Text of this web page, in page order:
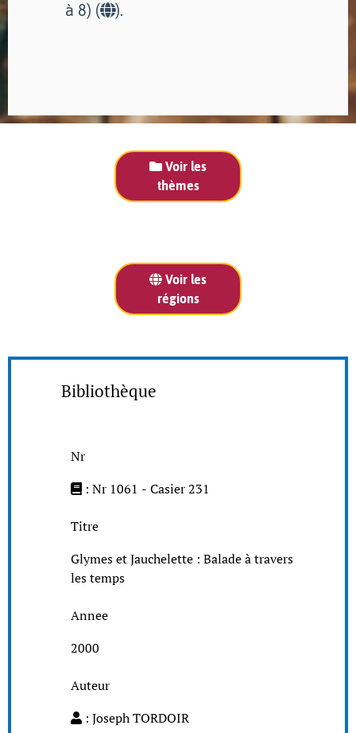
à 8) (
).
Voir les
thèmes
Voir les
régions
Bibliothèque
Nr
: Nr 1061 - Casier 231
Titre
Glymes et Jauchelette : Balade à travers
les temps
Annee
2000
Auteur
: Joseph TORDOIR